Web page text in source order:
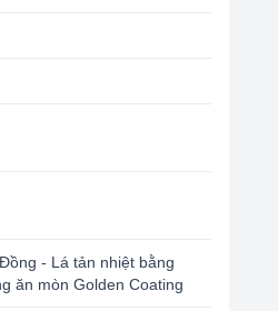
- Lá tản nhiệt bằng
ăn mòn Golden Coating